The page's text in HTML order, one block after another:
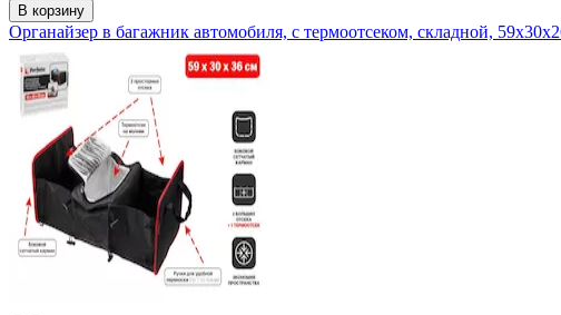
В корзину
Органайзер в багажник автомобиля, с термоотсеком, складной,